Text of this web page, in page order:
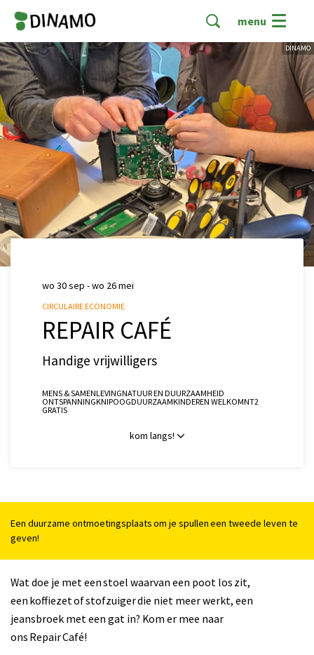
menu
DINAMO
REPAIR CAFÉ
Handige vrijwilligers
CIRCULAIRE ECONOMIE
wo 30 sep -wo 26 mei
MENS & SAMENLEVINGNATUUR EN DUURZAAMHEID
ONTSPANNINGKNIPOOGDUURZAAMKINDEREN WELKOMNT2
GRATIS
kom langs!
Een duurzame ontmoetingsplaats om je spullen een tweede leven te
geven!
Wat doe je met een stoel waarvan een poot los zit,
een koffiezet of stofzuiger die niet meer werkt, een
jeansbroek met een gat in? Kom er mee naar
ons Repair Café!